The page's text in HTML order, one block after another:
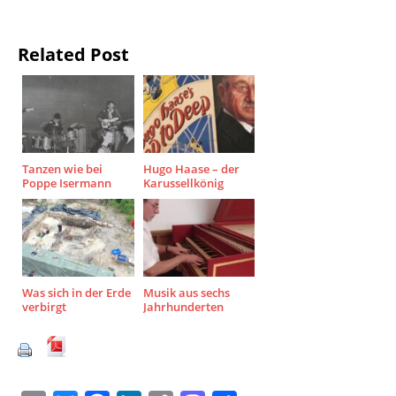
Related Post
Tanzen wie bei
Poppe Isermann
Hugo Haase – der
Karussellkönig
Was sich in der Erde
verbirgt
Musik aus sechs
Jahrhunderten